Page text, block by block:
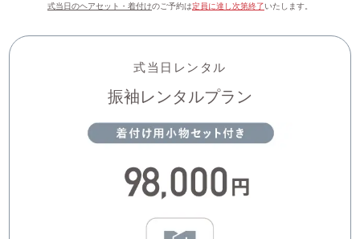
式当日のヘアセット・着付けのご予約は定員に達し次第終了いたします。
式当日レンタル
振袖レンタルプラン